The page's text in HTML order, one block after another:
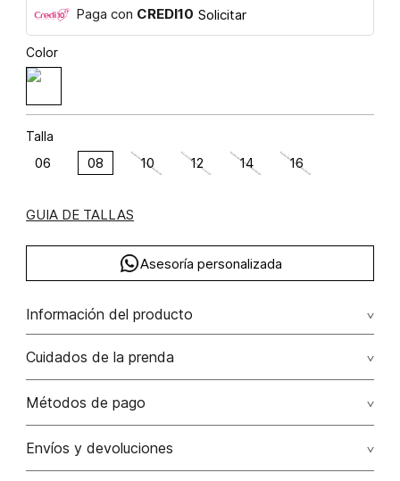
Paga con CREDI10 Solicitar
Color
Talla
06 08 10 12 14 16
GUIA DE TALLAS
Asesoría personalizada
Información del producto
Algodón 100% 100.00% algodón/cotton
Cuidados de la prenda
Lavar a mano por separado / no dejar en remojo / no
No usar lejia
Métodos de pago
Tarjetas de crédito: Visa, Dinners, Master Card y American
Envíos y devoluciones